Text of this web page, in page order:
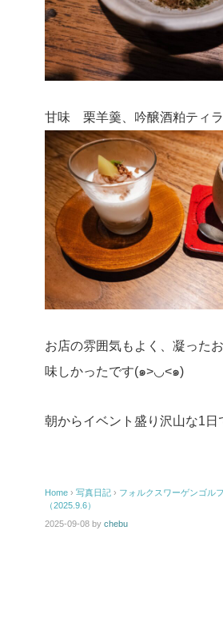
甘味 栗羊羹、吟醸酒粕ティ
お店の雰囲気もよく、凝った
味しかったです(๑>◡<๑)
朝からイベント盛り沢山な1日
Home › 写真日記 › フォルクスワーゲンゴル
（2025.9.6）
2025-09-08 by chebu